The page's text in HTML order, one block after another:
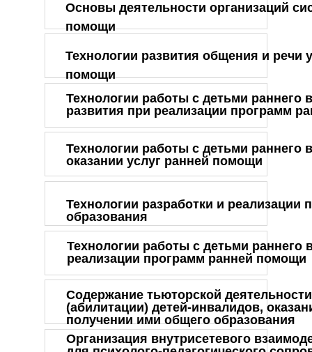
Основы деятельности организаций
помощи
Технологии развития общения и речи
помощи
Технологии работы с детьми
развития при реализации программ
Технологии работы с детьми раннего
оказании услуг ранней помощи
Технологии разработки и
образования
Технологии работы с детьми
реализации программ ранней помощи
Содержание тьюторской
(абилитации) детей-инвалидов,
получении ими общего образования
Организация внутрисетевого